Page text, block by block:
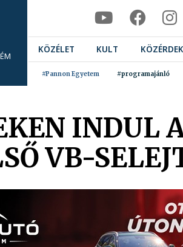
KÖZÉLET KULT
#Pannon Egyetem #programajánló
INDUL
VB-